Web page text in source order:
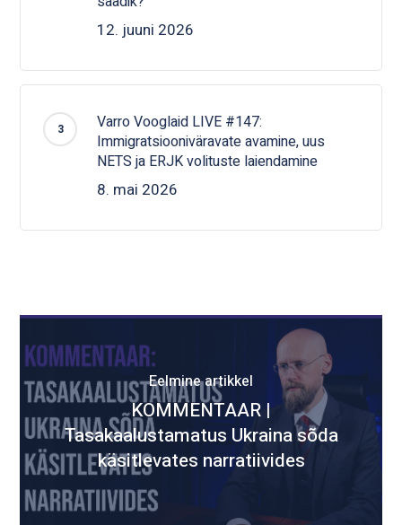
12. juuni 2026
Varro Vooglaid LIVE #147:
Immigratsiooniväravate avamine, uus
NETS ja ERJK volituste laiendamine
8. mai 2026
Eelmine artikkel
KOMMENTAAR |
Tasakaalustamatus Ukraina sõda
käsitlevates narratiivides